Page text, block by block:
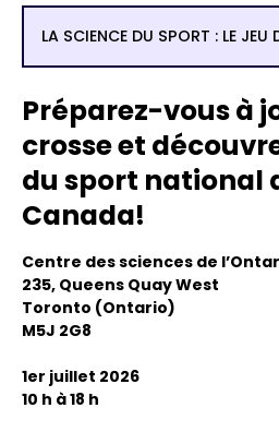
LA SCIENCE DU SPORT : LE JEU
Préparez-vous à
crosse et
du sport national
Canada!
Centre des sciences de
235, Queens Quay West
Toronto (Ontario)
M5J 2G8
1er juillet 2026
10 h à 18 h